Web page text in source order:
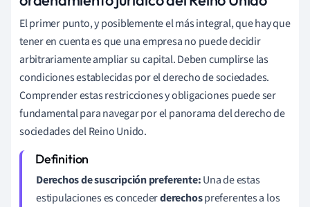
El primer punto, y posiblemente el más integral, que hay que
tener en cuenta es que una empresa no puede decidir
arbitrariamente ampliar su capital. Deben cumplirse las
condiciones establecidas por el derecho de sociedades.
Comprender estas restricciones y obligaciones puede ser
fundamental para navegar por el panorama del derecho de
sociedades del Reino Unido.
Derechos de suscripción preferente:Una de estas
estipulaciones es concederderechospreferentes a los